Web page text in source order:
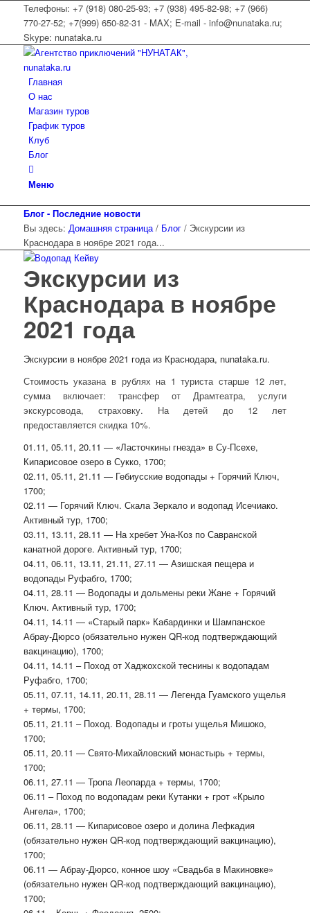
Телефоны: +7 (918) 080-25-93; +7 (938) 495-82-98; +7 (966)
770-27-52; +7(999) 650-82-31 - MAX; E-mail - info@nunataka.ru;
Skype: nunataka.ru
Главная
О нас
Магазин туров
График туров
Клуб
Блог
Меню
Блог - Последние новости
Вы здесь: Домашняя страница / Блог / Экскурсии из
Краснодара в ноябре 2021 года...
Экскурсии из
Краснодара в ноябре
2021 года
Экскурсии в ноябре 2021 года из Краснодара, nunataka.ru.
Стоимость указана в рублях на 1 туриста старше 12 лет,
сумма включает: трансфер от Драмтеатра, услуги
экскурсовода, страховку. На детей до 12 лет
предоставляется скидка 10%.
01.11, 05.11, 20.11 — «Ласточкины гнезда» в Су-Псехе,
Кипарисовое озеро в Сукко, 1700;
02.11, 05.11, 21.11 — Гебиусские водопады + Горячий Ключ,
1700;
02.11 — Горячий Ключ. Скала Зеркало и водопад Исечиако.
Активный тур, 1700;
03.11, 13.11, 28.11 — На хребет Уна-Коз по Савранской
канатной дороге. Активный тур, 1700;
04.11, 06.11, 13.11, 21.11, 27.11 — Азишская пещера и
водопады Руфабго, 1700;
04.11, 28.11 — Водопады и дольмены реки Жане + Горячий
Ключ. Активный тур, 1700;
04.11, 14.11 — «Старый парк» Кабардинки и Шампанское
Абрау-Дюрсо (обязательно нужен QR-код подтверждающий
вакцинацию), 1700;
04.11, 14.11 – Поход от Хаджохской теснины к водопадам
Руфабго, 1700;
05.11, 07.11, 14.11, 20.11, 28.11 — Легенда Гуамского ущелья
+ термы, 1700;
05.11, 21.11 – Поход. Водопады и гроты ущелья Мишоко,
1700;
05.11, 20.11 — Свято-Михайловский монастырь + термы,
1700;
06.11, 27.11 — Тропа Леопарда + термы, 1700;
06.11 – Поход по водопадам реки Кутанки + грот «Крыло
Ангела», 1700;
06.11, 28.11 — Кипарисовое озеро и долина Лефкадия
(обязательно нужен QR-код подтверждающий вакцинацию),
1700;
06.11 — Абрау-Дюрсо, конное шоу «Свадьба в Макиновке»
(обязательно нужен QR-код подтверждающий вакцинацию),
1700;